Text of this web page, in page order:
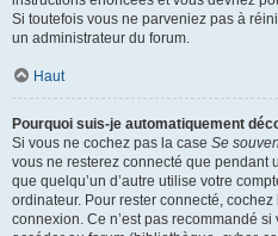
Si toutefois vous ne parveniez pas à
un administrateur du forum.
Haut
Pourquoi suis-je automatiquement
Si vous ne cochez pas la case Se
vous ne resterez connecté que pendant
que quelqu’un d’autre utilise votre
ordinateur. Pour rester connecté, cochez
connexion. Ce n’est pas recommandé